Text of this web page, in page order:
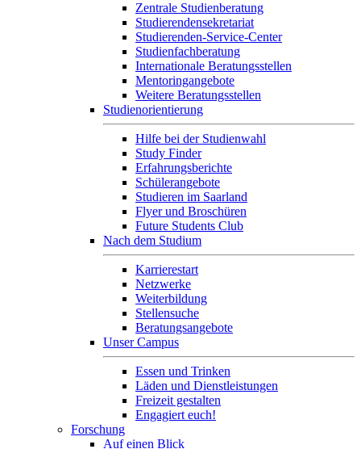
Zentrale Studienberatung
Studierendensekretariat
Studierenden-Service-Center
Studienfachberatung
Internationale Beratungsstellen
Mentoringangebote
Weitere Beratungsstellen
Studienorientierung
Hilfe bei der Studienwahl
Study Finder
Erfahrungsberichte
Schülerangebote
Studieren im Saarland
Flyer und Broschüren
Future Students Club
Nach dem Studium
Karrierestart
Netzwerke
Weiterbildung
Stellensuche
Beratungsangebote
Unser Campus
Essen und Trinken
Läden und Dienstleistungen
Freizeit gestalten
Engagiert euch!
Forschung
Auf einen Blick